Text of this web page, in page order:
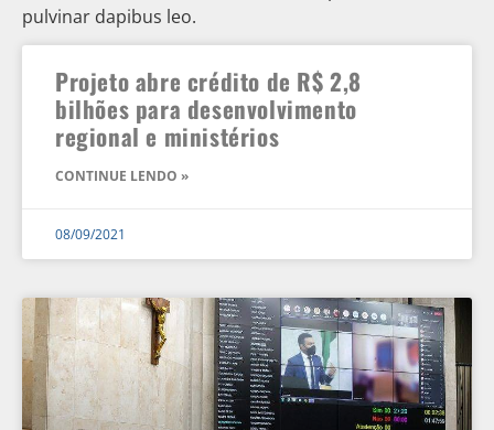
pulvinar dapibus leo.
Projeto abre crédito de R$ 2,8
bilhões para desenvolvimento
regional e ministérios
CONTINUE LENDO »
08/09/2021